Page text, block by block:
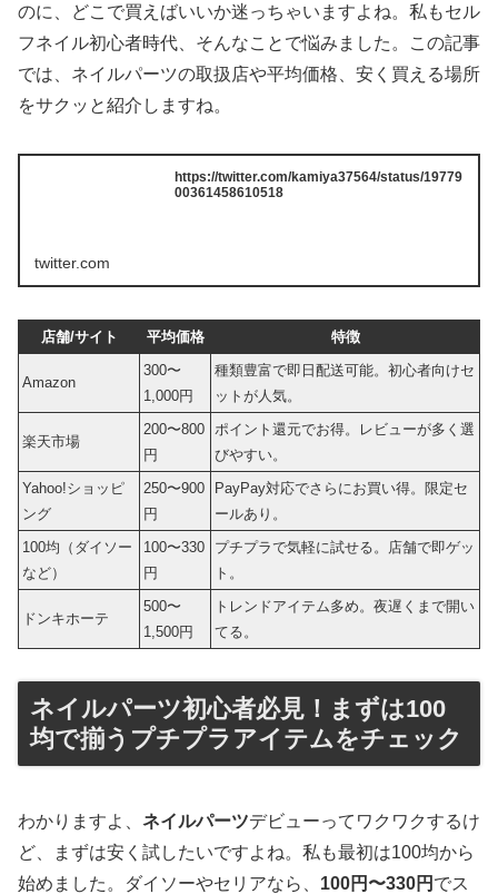
のに、どこで買えばいいか迷っちゃいますよね。私もセル
フネイル初心者時代、そんなことで悩みました。この記事
では、ネイルパーツの取扱店や平均価格、安く買える場所
をサクッと紹介しますね。
https://twitter.com/kamiya37564/status/19779
00361458610518
twitter.com
店舗/サイト 平均価格 特徴
Amazon
300〜
1,000円
種類豊富で即日配送可能。初心者向けセ
ットが人気。
楽天市場
200〜800
円
ポイント還元でお得。レビューが多く選
びやすい。
Yahoo!ショッピ
ング
250〜900
円
PayPay対応でさらにお買い得。限定セ
ールあり。
100均（ダイソー
など）
100〜330
円
プチプラで気軽に試せる。店舗で即ゲッ
ト。
ドンキホーテ
500〜
1,500円
トレンドアイテム多め。夜遅くまで開い
てる。
ネイルパーツ初心者必見！まずは100
均で揃うプチプラアイテムをチェック
わかりますよ、 ネイルパーツデビューってワクワクするけ
ど、まずは安く試したいですよね。私も最初は100均から
始めました。ダイソーやセリアなら、 100円〜330円 でス